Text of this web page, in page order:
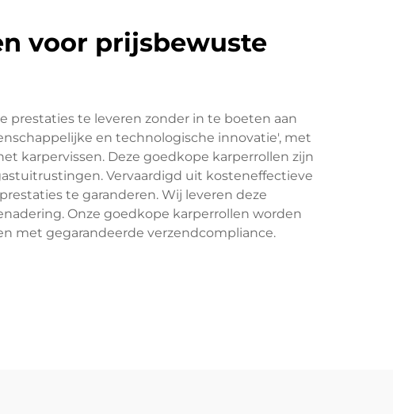
voor prijsbewuste
te leveren zonder in te boeten aan
en technologische innovatie', met
karpervissen. Deze goedkope karperrollen zijn
Vervaardigd uit kosteneffectieve
te garanderen. Wij leveren deze
Onze goedkope karperrollen worden
met gegarandeerde verzendcompliance.